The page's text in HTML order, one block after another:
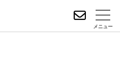
メニュー